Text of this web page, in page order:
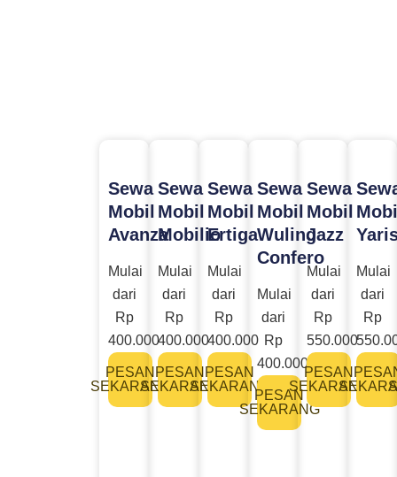
Sewa
Mobil
Avanza
Mulai
dari
Rp
400.000
PESAN
SEKARANG
Sewa
Mobil
Mobilio
Mulai
dari
Rp
400.000
PESAN
SEKARANG
Sewa
Mobil
Ertiga
Mulai
dari
Rp
400.000
PESAN
SEKARANG
Sewa
Mobil
Wuling
Confero
Mulai
dari
Rp
400.000
PESAN
SEKARANG
Sewa
Mobil
Jazz
Mulai
dari
Rp
550.000
PESAN
SEKARANG
Mulai
dari
Rp